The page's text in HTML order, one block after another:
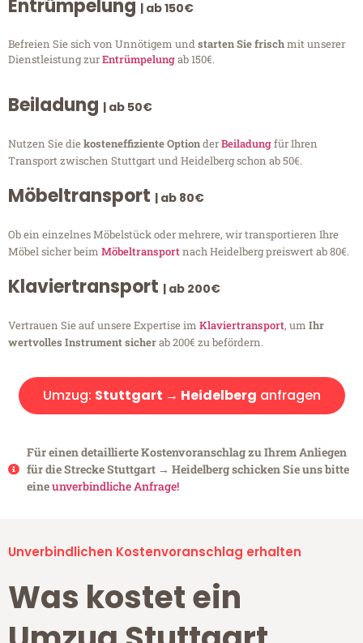
Entrümpelung | ab 150€
Befreien Sie sich von Unnötigem undstarten Sie frischmit unserer
Dienstleistung zurEntrümpelungab 150€.
Beiladung | ab 50€
Nutzen Sie diekosteneffiziente OptionderBeiladungfür Ihren
Transport zwischen Stuttgart und Heidelberg schon ab 50€.
Möbeltransport | ab 80€
Ob ein einzelnes Möbelstück oder mehrere, wir transportieren Ihre
Möbel sicher beim Möbeltransportnach Heidelberg preiswert ab 80€.
Klaviertransport | ab 200€
Vertrauen Sie auf unsere Expertise im Klaviertransport, um Ihr
wertvolles Instrument sicherab 200€ zu befördern.
Umzug: Stuttgart → Heidelberg anfragen
Für einen detaillierte Kostenvoranschlag zu Ihrem Anliegen
für die Strecke Stuttgart → Heidelberg schicken Sie uns bitte
eineunverbindliche Anfrage!
Unverbindlichen Kostenvoranschlag erhalten
Was kostet ein